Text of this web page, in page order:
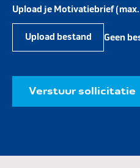
Upload je Motivatiebrief (max.
Upload bestand Geen
Verstuur sollicitatie